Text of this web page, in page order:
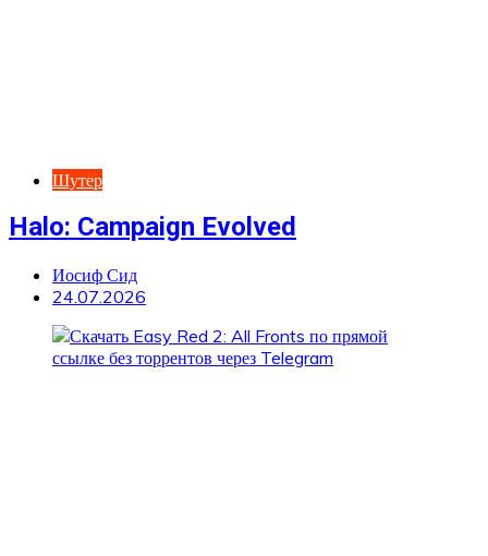
Шутер
Halo: Campaign Evolved
Иосиф Сид
24.07.2026